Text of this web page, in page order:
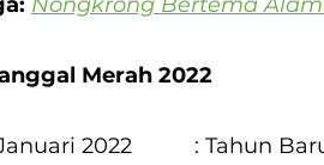
Merah 2022
Sabtu, 1 Januari 2022